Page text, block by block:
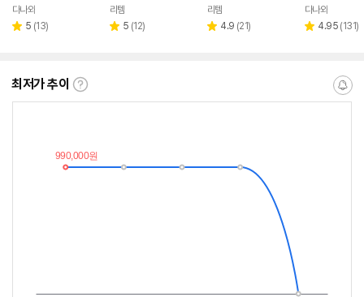
페이
다나와
별 5 리
(13)
페이
리템
별 5 리
(12)
페이
리템
별 4.9 리
(21)
페이
다나와
별 4.95 리
(131)
최저가 추이
최
이
란?
알